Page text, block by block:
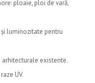
ploaie, ploi de vară,
luminozitate pentru
existente.
UV.